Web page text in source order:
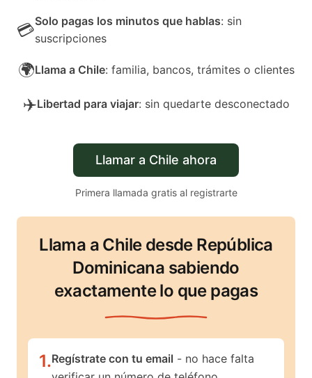
💳Solo pagas los minutos que hablas: sin
suscripciones
🌍Llama a Chile: familia, bancos, trámites o clientes
✈️Libertad para viajar: sin quedarte desconectado
Llamar a Chile ahora
Primera llamada gratis al registrarte
Llama a Chile desde República
Dominicana sabiendo
exactamente lo que pagas
1.Regístrate con tu email - no hace falta